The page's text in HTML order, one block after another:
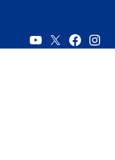
Youtube
X: